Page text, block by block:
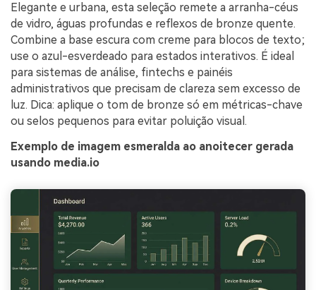
Elegante e urbana, esta seleção remete a arranha-céus
de vidro, águas profundas e reflexos de bronze quente.
Combine a base escura com creme para blocos de texto;
use o azul-esverdeado para estados interativos. É ideal
para sistemas de análise, fintechs e painéis
administrativos que precisam de clareza sem excesso de
luz. Dica: aplique o tom de bronze só em métricas-chave
ou selos pequenos para evitar poluição visual.
Exemplo de imagem esmeralda ao anoitecer gerada
usando media.io